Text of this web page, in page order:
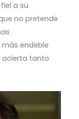
a su
no pretende
endeble
acierta tanto